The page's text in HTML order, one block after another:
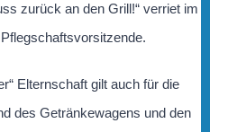
zurück an den Grill!“ verriet im
Elternschaft gilt auch für die
des Getränkewagens und den